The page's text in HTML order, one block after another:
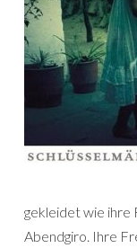
gekleidet wie ihre
Abendgiro. Ihre